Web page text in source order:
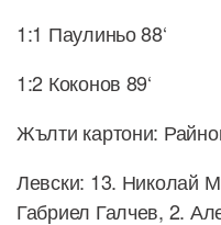
1:1 Паулиньо 88‘
1:2 Коконов 89‘
Жълти картони:
Левски: 13. Николай
Габриел Галчев, 2.